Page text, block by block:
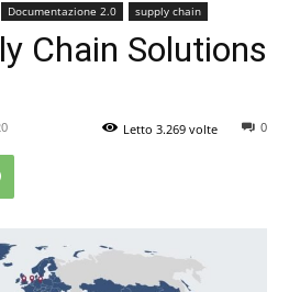
Documentazione 2.0 supply chain
Chain Solutions
0
Letto 3.269 volte